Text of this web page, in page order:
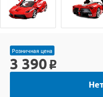
Розничная цена
3 390 o